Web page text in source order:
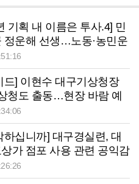
기획 내 이름은 투사.4] 민
정운해 선생…노동·농민운
아이콘’
드] 이현수 대구기상청장
청도 출동…현장 바람 예
시야 확보”
하십니까] 대구경실련, 대
가 점포 사용 관련 공익감